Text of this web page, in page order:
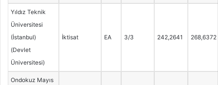
Yıldız Teknik
Üniversitesi
(İstanbul)
(Devlet
Üniversitesi)
İktisat EA 3/3 242,2641 268,6372
Ondokuz Mayıs